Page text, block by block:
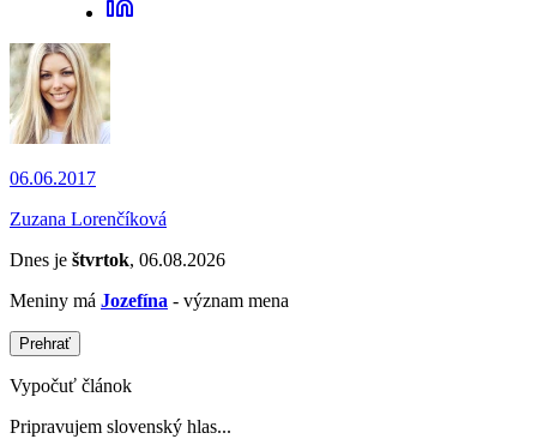
06.06.2017
Zuzana Lorenčíková
Dnes je štvrtok, 06.08.2026
Meniny má Jozefína - význam mena
Prehrať
Vypočuť článok
Pripravujem slovenský hlas...